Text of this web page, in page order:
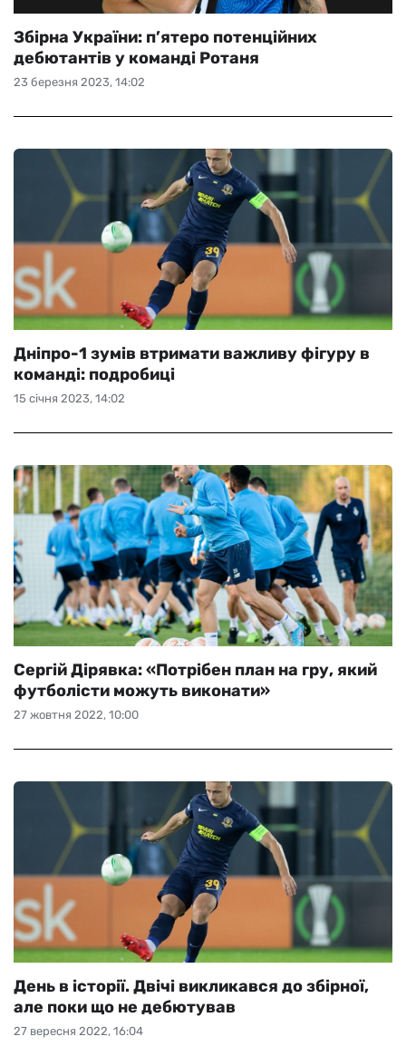
23 березня 2023, 14:02
Збірна України: п’ятеро потенційних
дебютантів у команді Ротаня
15 січня 2023, 14:02
Дніпро-1 зумів втримати важливу фігуру в
команді: подробиці
27 жовтня 2022, 10:00
Сергій Дірявка: «Потрібен план на гру, який
футболісти можуть виконати»
27 вересня 2022, 16:04
День в історії. Двічі викликався до збірної,
але поки що не дебютував